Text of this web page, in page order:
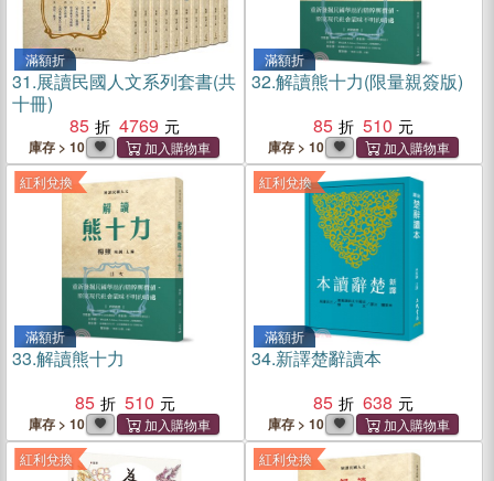
滿額折
31.展讀民國人文系列套書(共
十冊)
85
4769
庫存 > 10
滿額折
32.解讀熊十力(限量親簽版)
85
510
庫存 > 10
紅利兌換
滿額折
33.解讀熊十力
85
510
庫存 > 10
紅利兌換
滿額折
34.新譯楚辭讀本
85
638
庫存 > 10
紅利兌換 紅利兌換